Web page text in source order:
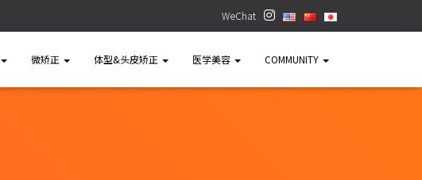
WeChat
微矫正 体型&头皮矫正 医学美容 COMMUNITY